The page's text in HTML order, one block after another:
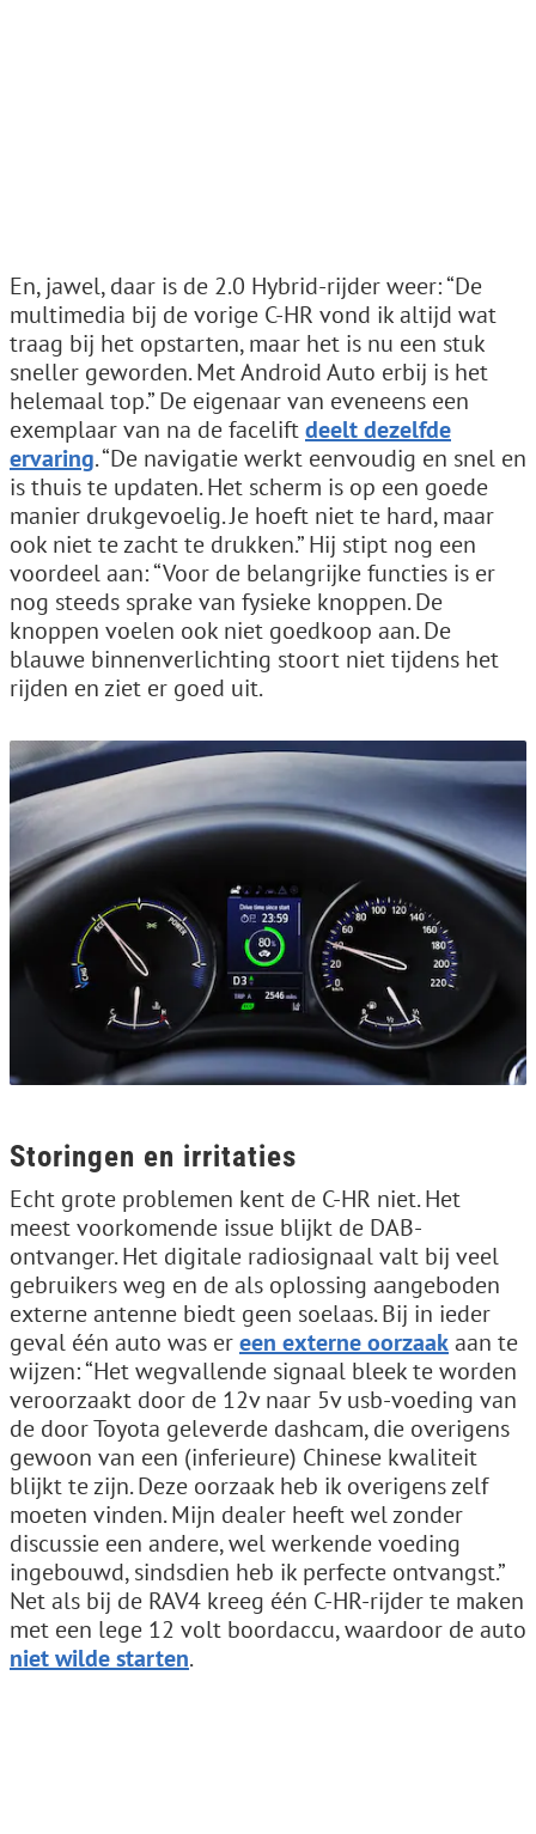
En, jawel, daar is de 2.0 Hybrid-rijder weer: “De
multimedia bij de vorige C-HR vond ik altijd wat
traag bij het opstarten, maar het is nu een stuk
sneller geworden. Met Android Auto erbij is het
helemaal top.” De eigenaar van eveneens een
exemplaar van na de faceliftdeelt dezelfde
ervaring. “De navigatie werkt eenvoudig en snel en
is thuis te updaten. Het scherm is op een goede
manier drukgevoelig. Je hoeft niet te hard, maar
ook niet te zacht te drukken.” Hij stipt nog een
voordeel aan: “Voor de belangrijke functies is er
nog steeds sprake van fysieke knoppen. De
knoppen voelen ook niet goedkoop aan. De
blauwe binnenverlichting stoort niet tijdens het
rijden en ziet er goed uit.
Storingen en irritaties
Echt grote problemen kent de C-HR niet. Het
meest voorkomende issue blijkt de DAB-
ontvanger. Het digitale radiosignaal valt bij veel
gebruikers weg en de als oplossing aangeboden
externe antenne biedt geen soelaas. Bij in ieder
geval één auto was ereen externe oorzaakaan te
wijzen: “Het wegvallende signaal bleek te worden
veroorzaakt door de 12v naar 5v usb-voeding van
de door Toyota geleverde dashcam, die overigens
gewoon van een (inferieure) Chinese kwaliteit
blijkt te zijn. Deze oorzaak heb ik overigens zelf
moeten vinden. Mijn dealer heeft wel zonder
discussie een andere, wel werkende voeding
ingebouwd, sindsdien heb ik perfecte ontvangst.”
Net als bij de RAV4 kreeg één C-HR-rijder te maken
met een lege 12 volt boordaccu, waardoor de auto
niet wilde starten.